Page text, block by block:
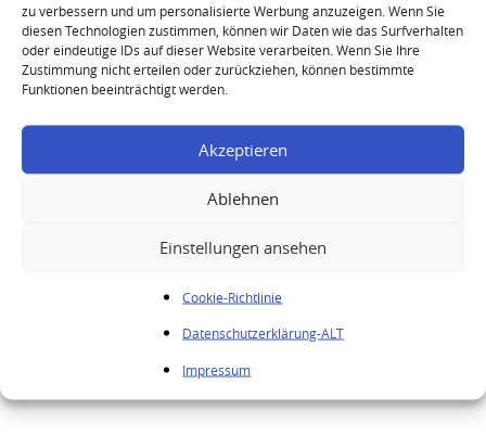
zu verbessern und um personalisierte Werbung anzuzeigen. Wenn Sie
diesen Technologien zustimmen, können wir Daten wie das Surfverhalten
oder eindeutige IDs auf dieser Website verarbeiten. Wenn Sie Ihre
Zustimmung nicht erteilen oder zurückziehen, können bestimmte
Funktionen beeinträchtigt werden.
Akzeptieren
Ablehnen
Einstellungen ansehen
Cookie-Richtlinie
Datenschutzerklärung-ALT
Impressum
Enmore Demerara Rum Silver Seal 21 Years Old